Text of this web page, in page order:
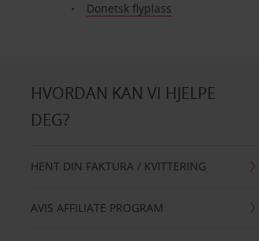
Donetsk flyplass
HVORDAN KAN VI HJELPE
DEG?
HENT DIN FAKTURA / KVITTERING
AVIS AFFILIATE PROGRAM